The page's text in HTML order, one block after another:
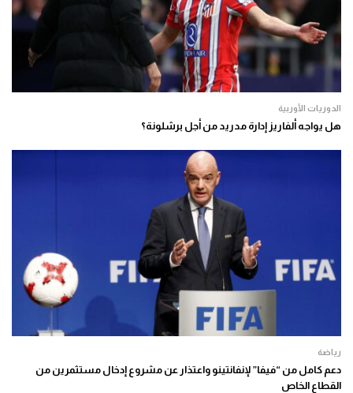
الدوريات الأوربية
هل يواجه ألفاريز إدارة مدريد من أجل برشلونة؟
رياضة
دعم كامل من “فيفا” لإنفانتينو واعتذار عن مشروع إدخال مستثمرين من
القطاع الخاص